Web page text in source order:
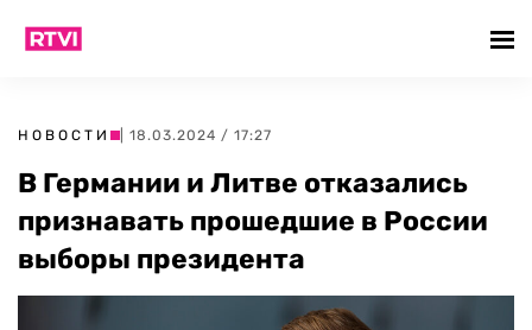
НОВОСТИ | 18.03.2024 / 17:27
В Германии и Литве отказались
признавать прошедшие в России
выборы президента